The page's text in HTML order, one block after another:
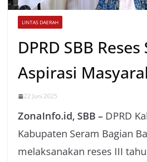
LINTAS DAERAH
DPRD SBB Reses
Aspirasi
22 Juni 2025
ZonaInfo.id, SBB – DPRD
Kabupaten Seram Bagian
melaksanakan reses III